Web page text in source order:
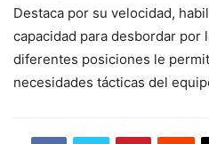
Destaca por su velocidad,
capacidad para desbordar por
diferentes posiciones le
necesidades tácticas del